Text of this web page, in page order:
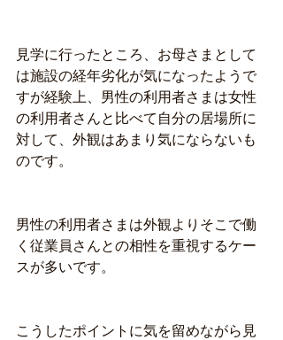
見学に行ったところ、お母さまとして
は施設の経年劣化が気になったようで
すが経験上、男性の利用者さまは女性
の利用者さんと比べて自分の居場所に
対して、外観はあまり気にならないも
のです。
男性の利用者さまは外観よりそこで働
く従業員さんとの相性を重視するケー
スが多いです。
こうしたポイントに気を留めながら見